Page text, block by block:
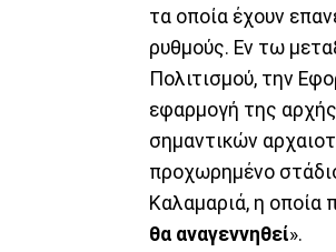
τα οποία έχουν
ρυθμούς. Εν τω
Πολιτισμού, την
εφαρμογή της
σημαντικών
προχωρημένο
Καλαμαριά, η οποία
θα αναγεννηθεί».